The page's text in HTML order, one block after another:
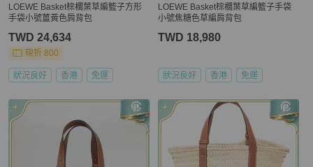
LOEWE Basket棕櫚葉草編籃子方形
手袋小號薑黃色肩背包
TWD 24,634
現折 800
狀況良好 香港 免運
LOEWE Basket棕櫚葉草編籃子手袋
小號焦糖色草編肩背包
TWD 18,980
狀況良好 香港 免運